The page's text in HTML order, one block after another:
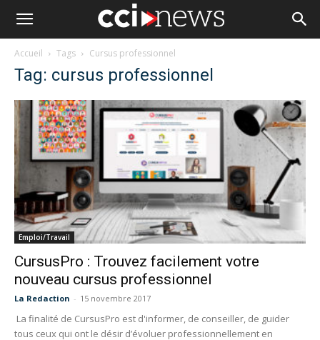
Accueil Tags Cursus professionnel
Tag: cursus professionnel
Emploi/Travail
CursusPro : Trouvez facilement votre
nouveau cursus professionnel
La Redaction - 15 novembre 2017
La finalité de CursusPro est d'informer, de conseiller, de guider
tous ceux qui ont le désir d’évoluer professionnellement en